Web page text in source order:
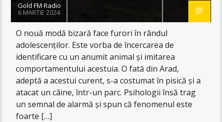
Gold FM Radio
6 MARTIE 2024
O nouă modă bizară face furori în rândul
adolescenților. Este vorba de încercarea de
identificare cu un anumit animal și imitarea
comportamentului acestuia. O fată din Arad,
adeptă a acestui curent, s-a costumat în pisică și a
atacat un câine, într-un parc. Psihologii însă trag
un semnal de alarmă și spun că fenomenul este
foarte […]